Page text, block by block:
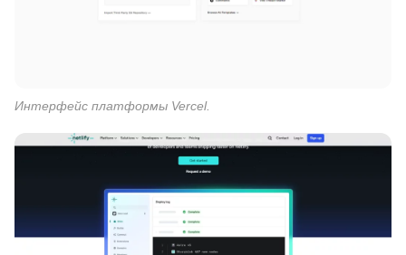
Интерфейс платформы Vercel.